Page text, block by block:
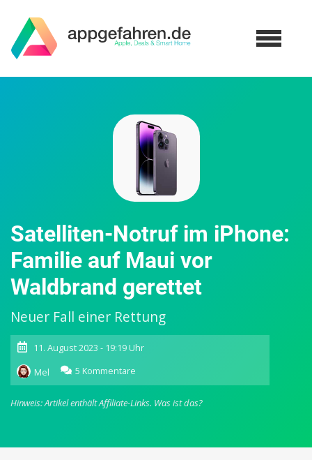
Satelliten-Notruf im iPhone:
Familie auf Maui vor
Waldbrand gerettet
Neuer Fall einer Rettung
11. August 2023 - 19:19 Uhr
Mel
5 Kommentare
Satelliten-
Notruf
im
auf
Hinweis: Artikel enthält Affiliate-Links. Was ist das?